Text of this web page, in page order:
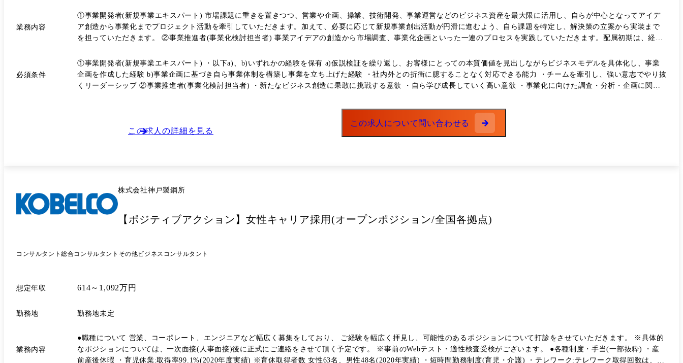
業務内容
①事業開発者(新規事業エキスパート) 市場課題に重きを置きつつ、営業や企画、操業、技術開発、事業運営などのビジネス資産を最大限に活用し、自らが中心となってアイデ
ア創造から事業化までプロジェクト活動を牽引していただきます。加えて、必要に応じて新規事業創出活動が円滑に進むよう、自ら課題を特定し、解決策の立案から実装まで
を担っていただきます。 ②事業推進者(事業化検討担当者) 事業アイデアの創造から市場調査、事業化企画といった一連のプロセスを実践していただきます。配属初期は、経験
組織で、裁量を持ちながらスピード感をもって進められる環境です。 ・技術バックグラウンドをお持ちでなくても、資料収集・外部リサーチ・インタビューを通じて知識をキ
ャッチアップしていただけます。上司や仲間からのフォローもあり、自分なりの工夫で乗り越えていける環境です。 ・部署内はキャリア採用者や異動者が中心で、バックグラ
ウンドは多様です。社外研修など人材育成投資も積極的に行っています。 業務の都合等により、会社の指示する業務への異動を命じることがあります。
必須条件
①事業開発者(新規事業エキスパート) ・以下a)、b)いずれかの経験を保有 a)仮説検証を繰り返し、お客様にとっての本質価値を見出しながらビジネスモデルを具体化し、事業
企画を作成した経験 b)事業企画に基づき自ら事業体制を構築し事業を立ち上げた経験 ・社内外との折衝に臆することなく対応できる能力 ・チームを牽引し、強い意志でやり抜
くリーダーシップ ②事業推進者(事業化検討担当者) ・新たなビジネス創造に果敢に挑戦する意欲 ・自ら学び成長していく高い意欲 ・事業化に向けた調査・分析・企画に関す
この求人の詳細を見る
この求人について問い合わせる
株式会社神戸製鋼所
【ポジティブアクション】女性キャリア採用(オープンポジション/全国各拠点)
コンサルタント総合コンサルタント その他ビジネスコンサルタント
想定年収 614～1,092万円
勤務地 勤務地未定
業務内容
●職種について 営業、コーポレート、エンジニアなど幅広く募集をしており、 ご経験を幅広く拝見し、可能性のあるポジションについて打診をさせていただきます。 ※具体的
なポジションについては、一次面接(人事面接)後に正式にご連絡をさせて頂く予定です。 ※事前のWebテスト・適性検査受検がございます。 ●各種制度・手当(一部抜粋) ・産
前産後休暇 ・育児休業:取得率99.1%(2020年度実績) ※育休取得者数 女性63名、男性48名(2020年実績) ・短時間勤務制度(育児・介護) ・テレワーク:テレワーク取得回数は、月